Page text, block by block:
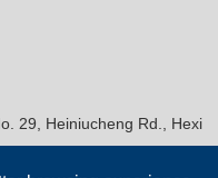
29, Heiniucheng Rd., Hexi